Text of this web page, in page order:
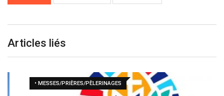
Articles liés
• MESSES/PRIÈRES/PÈLERINAGES